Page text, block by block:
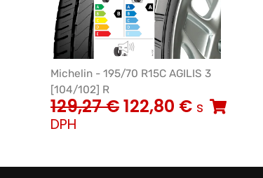
Michelin - 195/70 R15C AGILIS 3
[104/102] R
129,27€122,80 € s
DPH